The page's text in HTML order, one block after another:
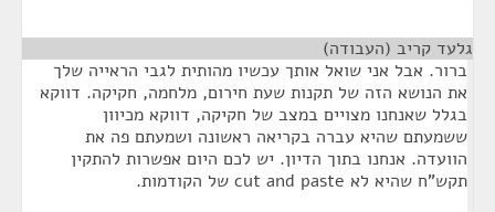
גלעד קריב (העבודה)
ברור. אבל אני שואל אותך עכשיו מהותית לגבי הראייה שלך
את הנושא הזה של תקנות שעת חירום, מלחמה, חקיקה. דווקא
בגלל שאנחנו מצויים במצב של חקיקה, דווקא מכיוון
ששמעתם שהיא עברה בקריאה ראשונה ושמעתם פה את
הוועדה. אנחנו בתוך הדיון. יש לכם היום אפשרות להתקין
תקש"ח שהיא לא cut and paste של הקודמות.